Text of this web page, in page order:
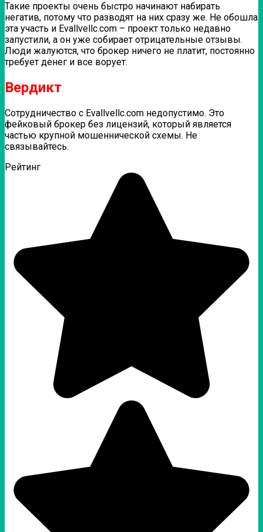
Такие проекты очень быстро начинают набирать
негатив, потому что разводят на них сразу же. Не обошла
эта участь и Evallvellc.com – проект только недавно
запустили, а он уже собирает отрицательные отзывы.
Люди жалуются, что брокер ничего не платит, постоянно
требует денег и все ворует.
Вердикт
Сотрудничество с Evallvellc.com недопустимо. Это
фейковый брокер без лицензий, который является
частью крупной мошеннической схемы. Не
связывайтесь.
Рейтинг